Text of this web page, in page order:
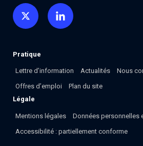
Pratique
Lettre d’information Actualités
Nous
Offres d’emploi
Plan du site
Légale
Mentions légales
Données personnelles
Accessibilité : partiellement conforme